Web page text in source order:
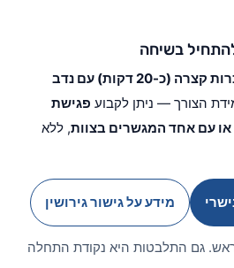
בשיחה
שיחת היכרות קצרה (כ-20 דקות) עם נדב
הצורך — ניתן לקבוע פגישת
או עם אחד המגשרים בצוות, ללא
מידע על גישור גירושין
גם התלבטות היא נקודת התחלה